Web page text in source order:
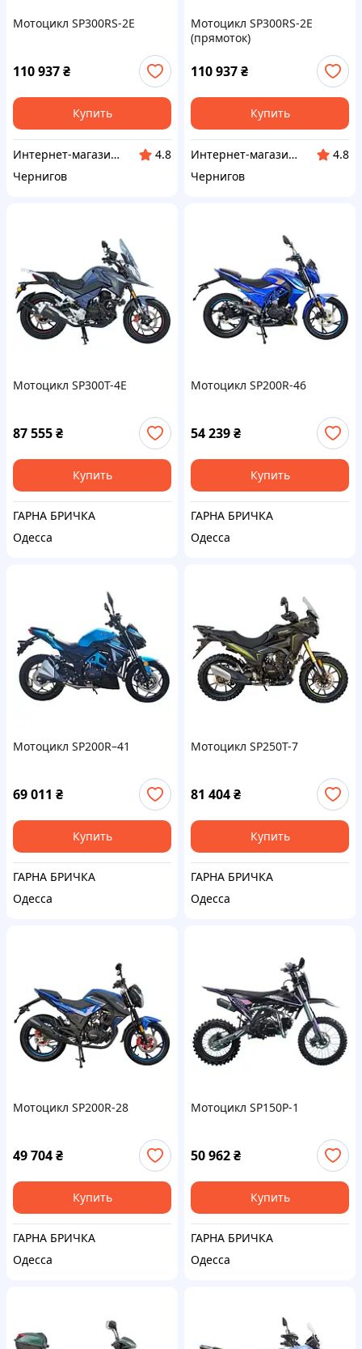
Мотоцикл SP300RS-2Е
110 937₴
Купить
Интернет-магазин "Megainstrument"
4.8
Чернигов
Мотоцикл SP300RS-2Е
(прямоток)
110 937₴
Купить
Интернет-магазин "Megainstrument"
4.8
Чернигов
Мотоцикл SP300T-4Е
87 555₴
Купить
ГАРНА БРИЧКА
Одесса
Мотоцикл SP200R-46
54 239₴
Купить
ГАРНА БРИЧКА
Одесса
Мотоцикл SP200R–41
69 011 ₴
Купить
ГАРНА БРИЧКА
Одесса
Мотоцикл SP250T-7
81 404₴
Купить
ГАРНА БРИЧКА
Одесса
Мотоцикл SP200R-28
49 704₴
Купить
ГАРНА БРИЧКА
Одесса
Мотоцикл SP150P-1
50 962₴
Купить
ГАРНА БРИЧКА
Одесса